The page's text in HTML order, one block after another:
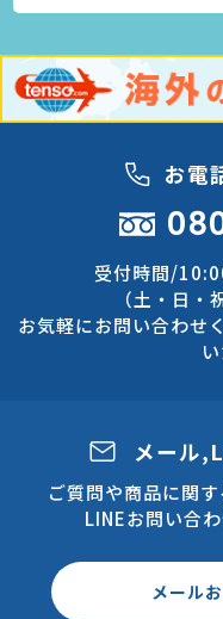
お電
受付時間/
（土・日・
お気軽にお問い合わせ
メール
ご質問や商品に関
LINEお問い合
メール